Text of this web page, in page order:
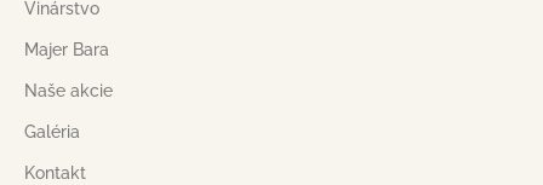
Vinárstvo
Majer Bara
Naše akcie
Galéria
Kontakt